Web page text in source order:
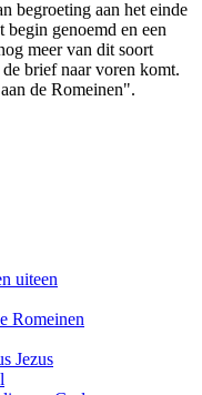
begroeting aan het einde
genoemd en een
meer van dit soort
brief naar voren komt.
de Romeinen".
uiteen
Romeinen
Jezus